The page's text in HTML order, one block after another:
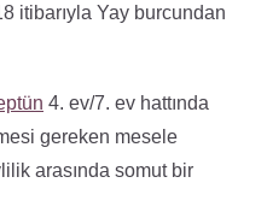
itibarıyla Yay burcundan
4. ev/7. ev hattında
gereken mesele
arasında somut bir